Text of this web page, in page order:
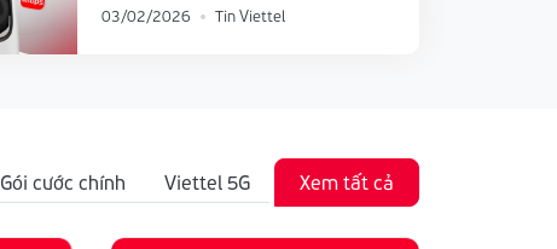
03/02/2026 Tin Viettel
Gói cước chính Viettel 5G Xem tất cả